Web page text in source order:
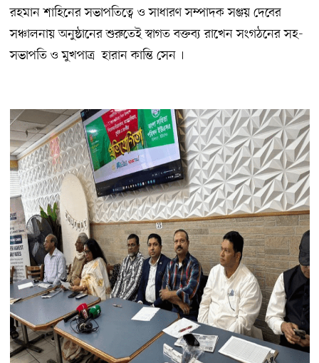
রহমান শাহিনের সভাপতিত্বে ও সাধারণ সম্পাদক সঞ্জয় দেবের
সঞ্চালনায় অনুষ্ঠানের শুরুতেই স্বাগত বক্তব্য রাখেন সংগঠনের সহ-
সভাপতি ও মুখপাত্র হারান কান্তি সেন ।